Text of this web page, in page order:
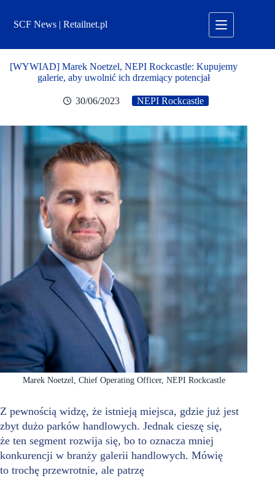
treściSCF News | Retailnet.pl
[WYWIAD] Marek Noetzel, NEPI Rockcastle: Kupujemy
galerie, aby uwolnić ich drzemiący potencjał
30/06/2023 NEPI Rockcastle
Marek Noetzel, Chief Operating Officer, NEPI Rockcastle
Z pewnością widzę, że istnieją miejsca, gdzie już jest
zbyt dużo parków handlowych. Jednak cieszę się,
że ten segment rozwija się, bo to oznacza mniej
konkurencji w branży galerii handlowych. Mówię
to trochę przewrotnie, ale patrzę